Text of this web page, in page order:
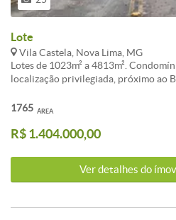
Lote
Vila Castela, Nova Lima, MG
Lotes de 1023m² a 4813m².
localização privilegiada, próximo ao
Vila Castela II, segunda fase do
Alameda Oscar NiemeyeRua
do condomínio Vila Castela. Lote de
ÁREA
1765
R$ 1.404.000,00
Ver detalhes do